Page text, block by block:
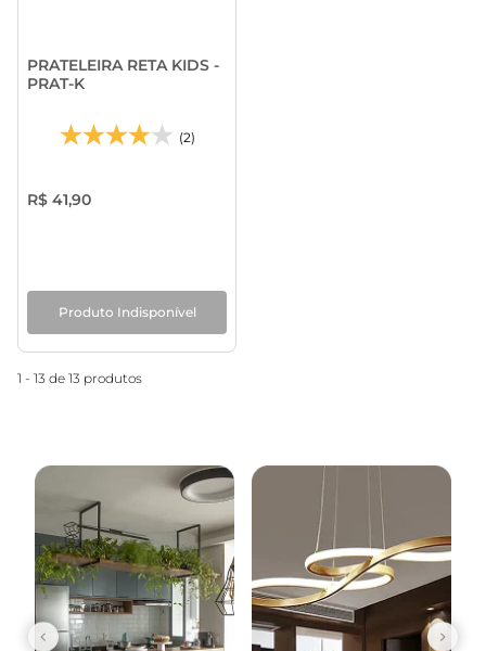
PRATELEIRA RETA KIDS -
PRAT-K
(2)
R$ 41,90
Produto Indisponível
1 - 13 de 13 produtos